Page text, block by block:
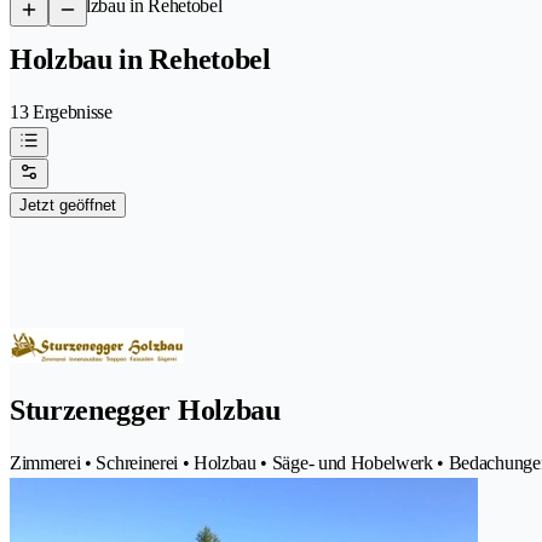
/Holzbau in Rehetobel
Holzbau in Rehetobel
13 Ergebnisse
Jetzt geöffnet
Sturzenegger Holzbau
Zimmerei • Schreinerei • Holzbau • Säge- und Hobelwerk •